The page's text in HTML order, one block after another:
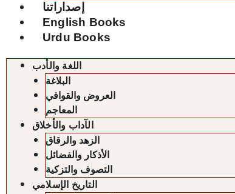
إصداراتنا
English Books
Urdu Books
اللغة والأدب
البلاغة
العروض والقوافي
المعاجم
الآداب والأخلاق
الزهد والرقاق
الأذكار والفضائل
التصوف والتزكية
التاريخ الإسلامي